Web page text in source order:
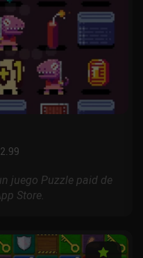
juego Puzzle paid de
Store.